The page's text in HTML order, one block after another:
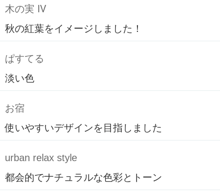
木の実 Ⅳ
秋の紅葉をイメージしました！
ぱすてる
淡い色
お宿
使いやすいデザインを目指しました
urban relax style
都会的でナチュラルな色彩とトーン